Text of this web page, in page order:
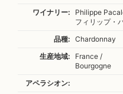
ワイナリー:
Philippe
フィリップ・
品種:
Chardonnay
生産地域:
France /
Bourgogne
アペラシオン: